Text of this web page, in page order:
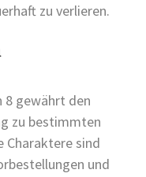
zu verlieren.
8 gewährt den
zu bestimmten
Charaktere sind
und